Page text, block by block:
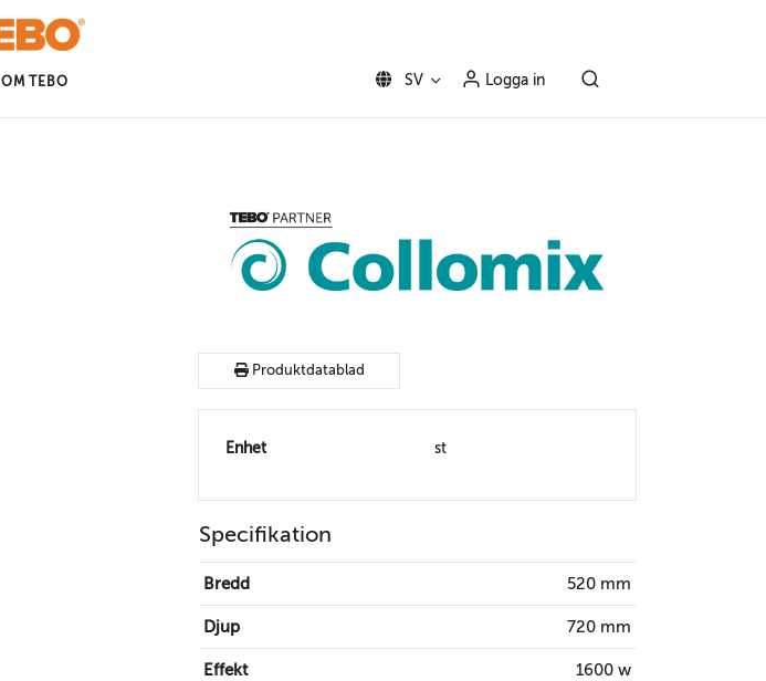
OM TEBO SV Logga in
Produktdatablad
Enhet st
Specifikation
Bredd 520 mm
Djup 720 mm
Effekt 1600 w